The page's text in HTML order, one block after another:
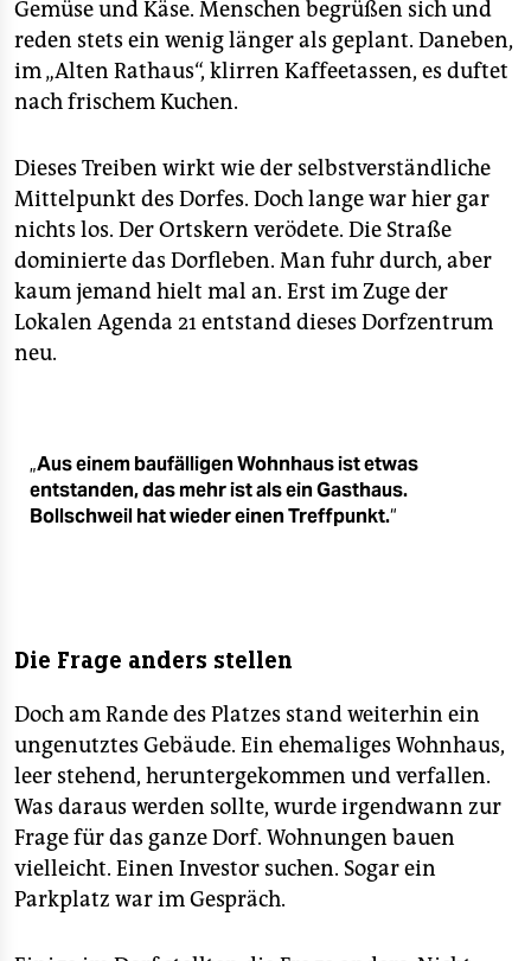
Gemüse und Käse. Menschen begrüßen sich und
reden stets ein wenig länger als geplant. Daneben,
im „Alten Rathaus“, klirren Kaffeetassen, es duftet
nach frischem Kuchen.
Dieses Treiben wirkt wie der selbstverständliche
Mittelpunkt des Dorfes. Doch lange war hier gar
nichts los. Der Ortskern verödete. Die Straße
dominierte das Dorfleben. Man fuhr durch, aber
kaum jemand hielt mal an. Erst im Zuge der
Lokalen Agenda 21 entstand dieses Dorfzentrum
neu.
„Aus einem baufälligen Wohnhaus ist etwas
entstanden, das mehr ist als ein Gasthaus.
Bollschweil hat wieder einen Treffpunkt.“
Die Frage anders stellen
Doch am Rande des Platzes stand weiterhin ein
ungenutztes Gebäude. Ein ehemaliges Wohnhaus,
leer stehend, heruntergekommen und verfallen.
Was daraus werden sollte, wurde irgendwann zur
Frage für das ganze Dorf. Wohnungen bauen
vielleicht. Einen Investor suchen. Sogar ein
Parkplatz war im Gespräch.